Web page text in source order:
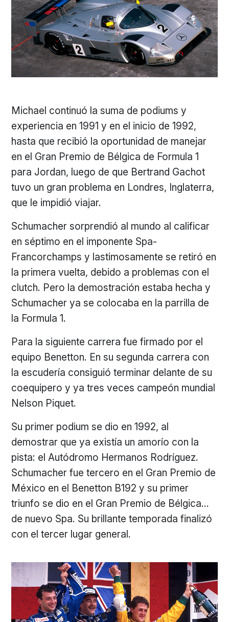
Michael continuó la suma de podiums y
experiencia en 1991 y en el inicio de 1992,
hasta que recibió la oportunidad de manejar
en el Gran Premio de Bélgica de Formula 1
para Jordan, luego de que Bertrand Gachot
tuvo un gran problema en Londres, Inglaterra,
que le impidió viajar.
Schumacher sorprendió al mundo al calificar
en séptimo en el imponente Spa-
Francorchamps y lastimosamente se retiró en
la primera vuelta, debido a problemas con el
clutch. Pero la demostración estaba hecha y
Schumacher ya se colocaba en la parrilla de
la Formula 1.
Para la siguiente carrera fue firmado por el
equipo Benetton. En su segunda carrera con
la escudería consiguió terminar delante de su
coequipero y ya tres veces campeón mundial
Nelson Piquet.
Su primer podium se dio en 1992, al
demostrar que ya existía un amorío con la
pista: el Autódromo Hermanos Rodríguez.
Schumacher fue tercero en el Gran Premio de
México en el Benetton B192 y su primer
triunfo se dio en el Gran Premio de Bélgica…
de nuevo Spa. Su brillante temporada finalizó
con el tercer lugar general.